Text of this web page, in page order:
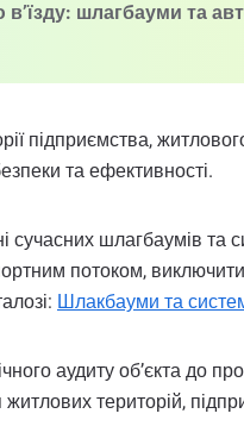
шлагбауми та
підприємства,
та ефективності.
шлагбаумів та
потоком, виключити
Шлакбауми та
аудиту об’єкта до
територій,